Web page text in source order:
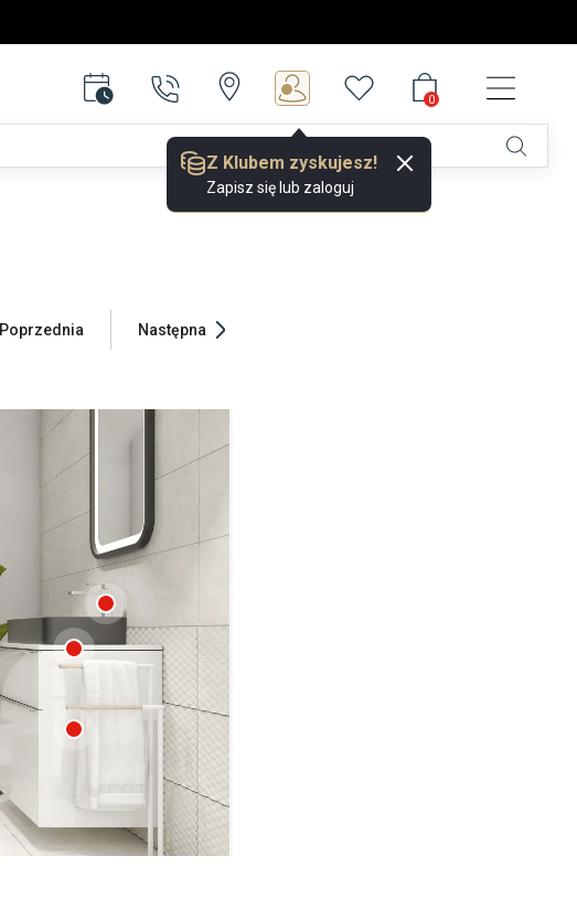
Z Klubem zyskujesz!
Zapisz się lub zaloguj
0
Poprzednia Następna